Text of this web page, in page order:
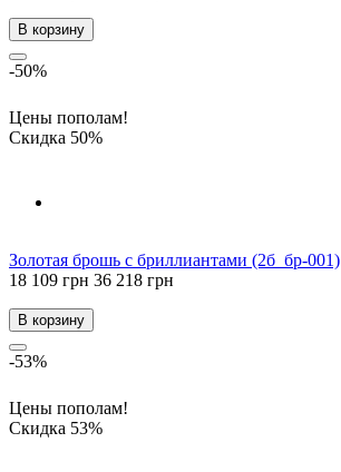
В корзину
-50%
Цены пополам!
Скидка 50%
Золотая брошь с бриллиантами (2б_бр-001)
18 109 грн 36 218 грн
В корзину
-53%
Цены пополам!
Скидка 53%